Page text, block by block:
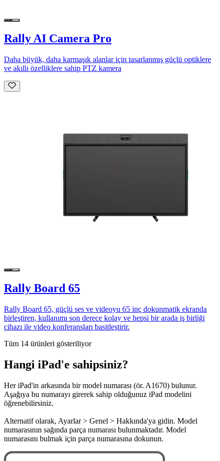
Rally AI Camera Pro
Daha büyük, daha karmaşık alanlar için tasarlanmış güçlü optiklere
ve akıllı özelliklere sahip PTZ kamera
Rally Board 65
Rally Board 65, güçlü ses ve videoyu 65 inç dokunmatik ekranda
birleştiren, kullanımı son derece kolay ve hepsi bir arada iş birliği
cihazı ile video konferansları basitleştirir.
Tüm 14 ürünleri gösteriliyor
Hangi iPad'e sahipsiniz?
Her iPad'in arkasında bir model numarası (ör. A1670) bulunur.
Aşağıya bu numarayı girerek sahip olduğunuz iPad modelini
öğrenebilirsiniz.
Alternatif olarak, Ayarlar > Genel > Hakkında'ya gidin. Model
numarasının sağında parça numarası bulunmaktadır. Model
numarasını bulmak için parça numarasına dokunun.